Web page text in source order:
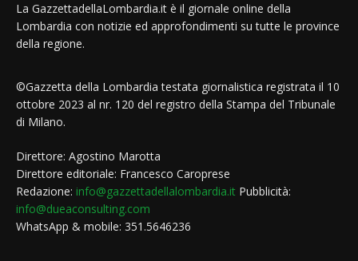
La GazzettadellaLombardia.it è il giornale online della
Lombardia con notizie ed approfondimenti su tutte le province
della regione.
©Gazzetta della Lombardia testata giornalistica registrata il 10
ottobre 2023 al nr. 120 del registro della Stampa del Tribunale
di Milano.
Direttore: Agostino Marotta
Direttore editoriale: Francesco Caroprese
Redazione: info@gazzettadellalombardia.it Pubblicità:
info@dueaconsulting.com
WhatsApp & mobile: 351.5646236